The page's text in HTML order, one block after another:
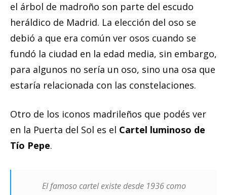
el árbol de madroño son parte del escudo
heráldico de Madrid. La elección del oso se
debió a que era común ver osos cuando se
fundó la ciudad en la edad media, sin embargo,
para algunos no sería un oso, sino una osa que
estaría relacionada con las constelaciones.
Otro de los iconos madrileños que podés ver
en la Puerta del Sol es el Cartel luminoso de
Tío Pepe.
El famoso cartel existe desde 1936 como